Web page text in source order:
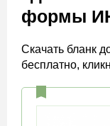
формы
Скачать бланк
бесплатно,